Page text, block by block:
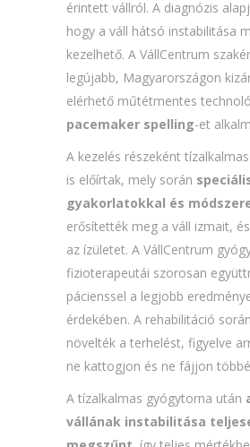
érintett vállról. A diagnózis
hogy a váll hátsó instabilitása
kezelhető. A VállCentrum
legújabb, Magyarországon
elérhető műtétmentes
pacemaker spelling-et
A kezelés részeként
is előírtak, mely során
gyakorlatokkal és
erősítették meg a váll izmait,
az ízületet. A VállCentrum
fizioterapeutái szorosan
pácienssel a legjobb
érdekében. A rehabilitáció
növelték a terhelést, figyelve
ne kattogjon és ne fájjon
A tízalkalmas gyógytorna után
vállának instabilitása